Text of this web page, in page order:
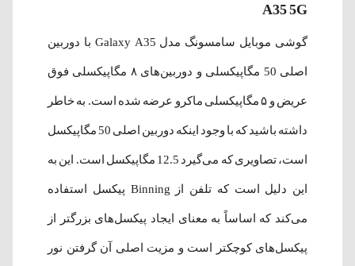
A35 5G
گوشی موبایل سامسونگ مدل Galaxy A35 با دوربین
اصلی 50 مگاپیکسلی و دوربین‌های ۸ مگاپیکسلی فوق
عریض و ۵ مگاپیکسلی ماکرو عرضه شده است. به خاطر
داشته باشید که با وجود اینکه دوربین اصلی 50 مگاپیکسل
است، تصاویری که می‌گیرد 12.5 مگاپیکسل است. این به
این دلیل است که تلفن از Binning پیکسل استفاده
می‌کند که اساساً به معنای ایجاد پیکسل‌های بزرگتر از
پیکسل‌های کوچکتر است و مزیت اصلی آن گرفتن نور